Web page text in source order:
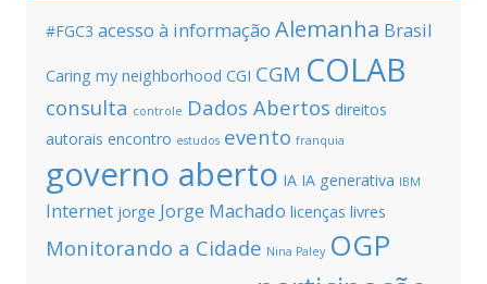
#FGC3 acesso à informação Alemanha Brasil
Caring my neighborhood CGI CGM COLAB
consulta controle Dados Abertos direitos
autorais encontro estudos evento franquia
governo aberto IA IA generativa IBM
Internet jorge Jorge Machado licenças livres
Monitorando a Cidade Nina Paley OGP